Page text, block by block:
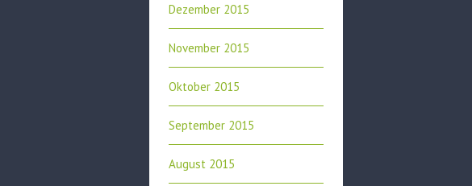
Dezember 2015
November 2015
Oktober 2015
September 2015
August 2015